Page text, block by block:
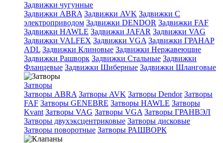
Задвижки чугунные
Задвижки ABRA Задвижки AVK Задвижки C
электроприводом Задвижки DENDOR Задвижки FAF
Задвижки HAWLE Задвижки JAFAR Задвижки VAG
Задвижки VALFEX Задвижки VGA Задвижки ГРАНАР
ADL Задвижки Клиновые Задвижки Нержавеющие
Задвижки Рашворк Задвижки Стальные Задвижки
Фланцевые Задвижки Шиберные Задвижки Шланговые
Затворы
Затворы ABRA Затворы AVK Затворы Dendor Затворы
FAF Затворы GENEBRE Затворы HAWLE Затворы
Kvant Затворы VAG Затворы VGA Затворы ГРАНВЭЛ
Затворы двухэксцентриковые Затворы дисковые
Затворы поворотные Затворы РАШВОРК